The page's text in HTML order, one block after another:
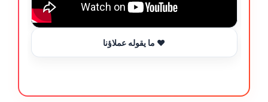
ما يقوله عملاؤنا ❤️